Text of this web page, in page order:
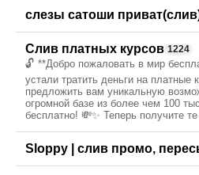
cлезы сатоши
Слив платных курсов 1224
🔓 **Добро пожаловать в мир
устали тратить деньги на
предложить вам уникальную
огромной базе из более чем 100
бесплатно! 💸✨ Теперь получите те
Sloppy | слив промо,